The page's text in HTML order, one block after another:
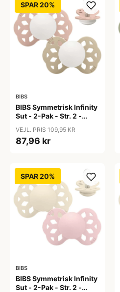
SPAR 20%
BIBS
BIBS Symmetrisk Infinity
Sut - 2-Pak - Str. 2 -
Blush/Vanilla
VEJL. PRIS 109,95 KR
87,96 kr
SPAR 20%
BIBS
BIBS Symmetrisk Infinity
Sut - 2-Pak - Str. 2 -